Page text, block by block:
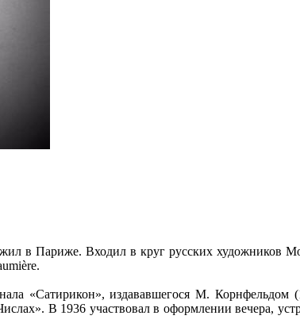
в Париже. Входил в круг русских художников
«Сатирикон», издававшегося М. Корнфельдом
В 1936 участвовал в оформлении вечера,